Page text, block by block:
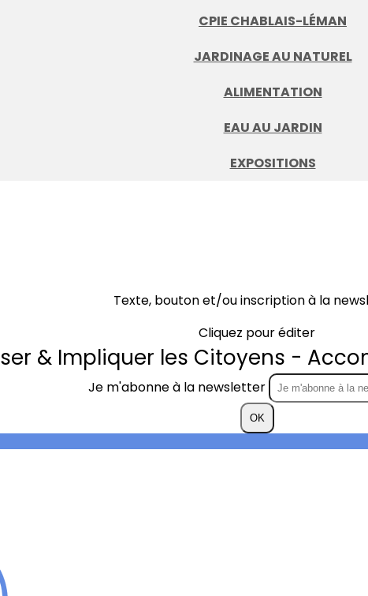
CPIE CHABLAIS-LÉMAN
JARDINAGE AU NATUREL
ALIMENTATION
EAU AU JARDIN
EXPOSITIONS
Texte, bouton et/ou inscription à la
Cliquez pour éditer
& Impliquer les Citoyens -
Je m'abonne à la newsletter
OK